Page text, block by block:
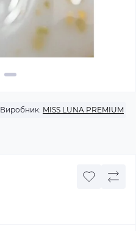
Виробник: MISS LUNA PREMIUM